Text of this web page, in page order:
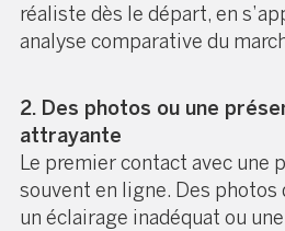
réaliste dès le départ, en
analyse comparative du
2. Des photos ou une
attrayante
Le premier contact avec une
souvent en ligne. Des photos
un éclairage inadéquat ou